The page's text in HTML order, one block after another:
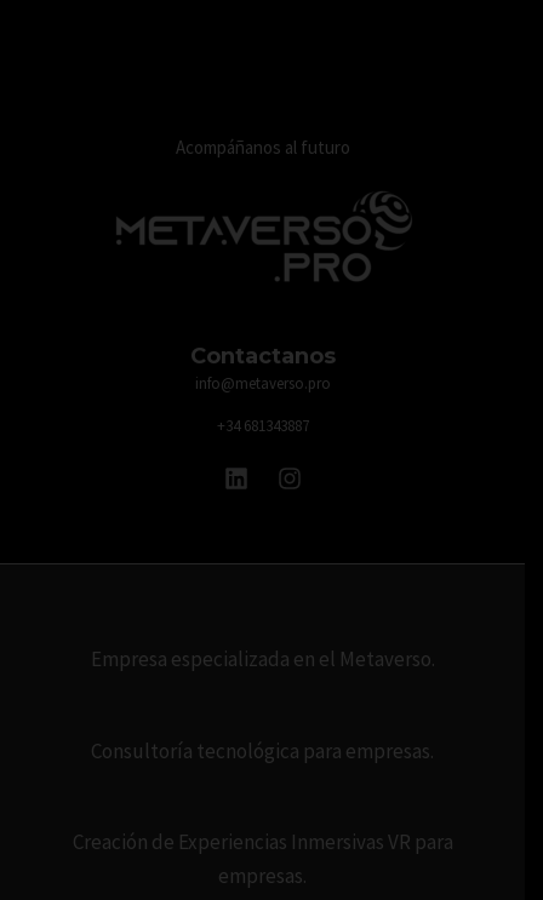
Acompáñanos al futuro
Contactanos
info@metaverso.pro
+34 681343887
Empresa especializada en el Metaverso.
Consultoría tecnológica para empresas.
Creación de Experiencias Inmersivas VR para
empresas.